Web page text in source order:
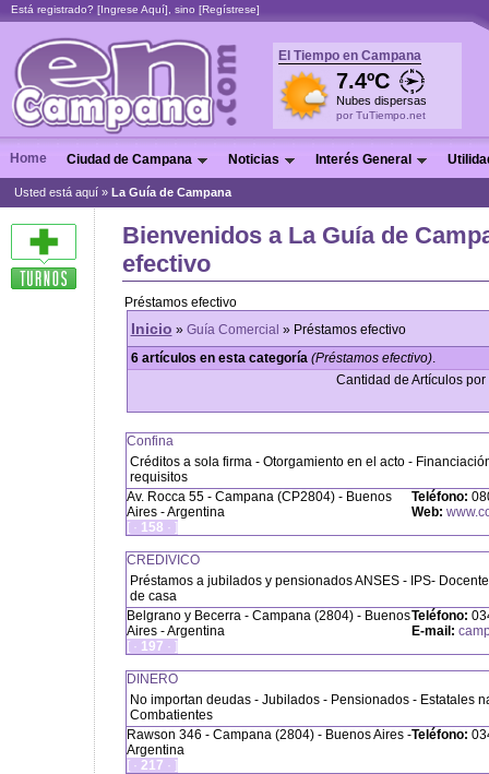
Está registrado? [Ingrese Aquí], sino [Regístrese]
El Tiempo en Campana
7.4ºC
Nubes dispersas
por TuTiempo.net
Home Ciudad de Campana Noticias Interés General
Usted está aquí » La Guía de Campana
Bienvenidos a La Guía de
efectivo
Préstamos efectivo
Inicio » Guía Comercial » Préstamos efectivo
6 artículos en esta categoría (Préstamos efectivo).
Cantidad de Artículos por
Confina
Créditos a sola firma - Otorgamiento en el acto -
requisitos
Av. Rocca 55 - Campana (CP2804) - Buenos
Aires - Argentina
[ · 158 · ]
Teléfono:
Web:
CREDIVICO
Préstamos a jubilados y pensionados ANSES - IPS-
de casa
Belgrano y Becerra - Campana (2804) - Buenos
Aires - Argentina
[ · 197 · ]
Teléfono:
E-mail:
DINERO
No importan deudas - Jubilados - Pensionados - Estatales
Combatientes
Rawson 346 - Campana (2804) - Buenos Aires -
Argentina
[ · 217 · ]
Teléfono: